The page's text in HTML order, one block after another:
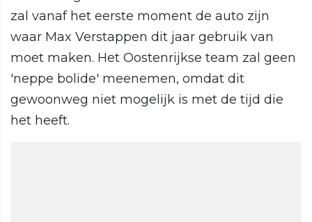
zal vanaf het eerste moment de auto zijn
waar Max Verstappen dit jaar gebruik van
moet maken. Het Oostenrijkse team zal geen
'neppe bolide' meenemen, omdat dit
gewoonweg niet mogelijk is met de tijd die
het heeft.